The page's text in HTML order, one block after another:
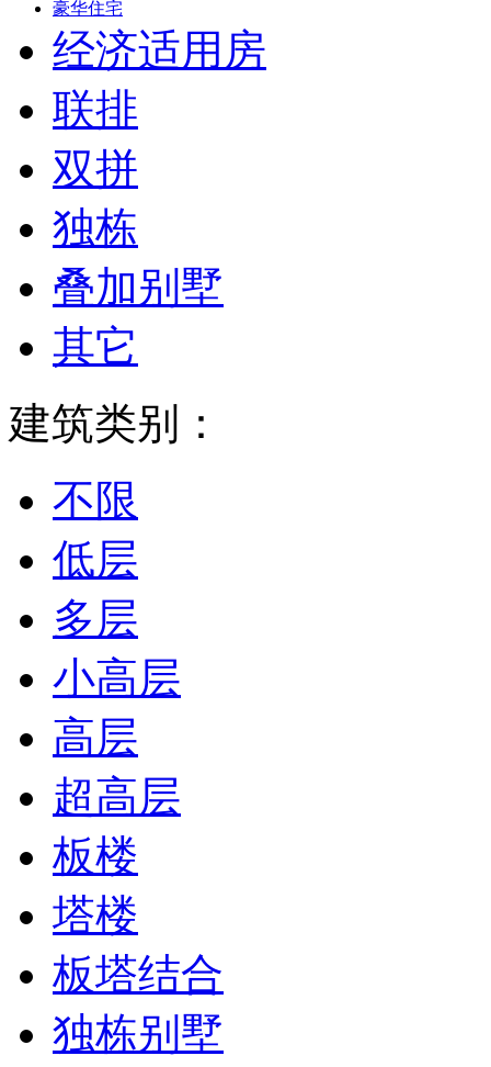
豪华住宅
经济适用房
联排
双拼
独栋
叠加别墅
其它
建筑类别：
不限
低层
多层
小高层
高层
超高层
板楼
塔楼
板塔结合
独栋别墅